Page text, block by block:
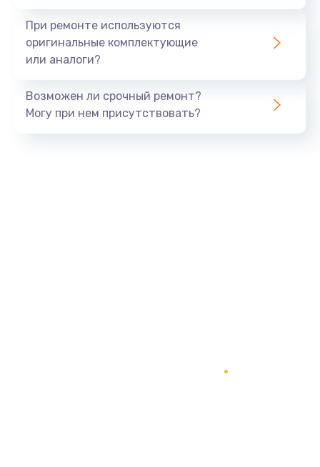
При ремонте используются
оригинальные комплектующие
или аналоги?
Возможен ли срочный ремонт?
Могу при нем присутствовать?